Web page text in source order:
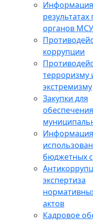
органов МСУ
коррупции
терроризму
экстремизму
Закупки для
обеспечения
бюджетных
экспертиза
актов
Кадровое